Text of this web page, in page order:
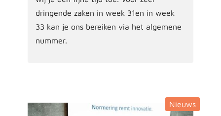
dringende zaken in week 31en in week
33 kan je ons bereiken via het algemene
nummer.
Nieuws